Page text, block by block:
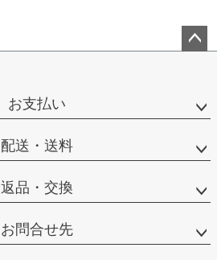
お支払い
配送・送料
返品・交換
お問合せ先